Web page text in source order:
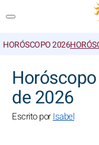
HORÓSCOPO 2026
de 2026
Escrito porIsabel